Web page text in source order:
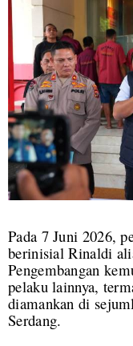
Pada 7 Juni 2026,
berinisial Rinaldi
Pengembangan
pelaku lainnya,
diamankan di
Serdang.